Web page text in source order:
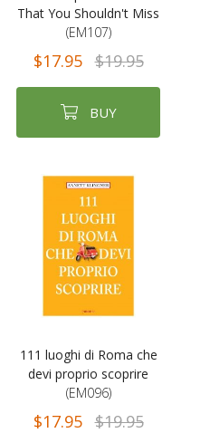
That You Shouldn't Miss
(EM107)
$17.95 $19.95
BUY
111 luoghi di Roma che
devi proprio scoprire
(EM096)
$17.95 $19.95